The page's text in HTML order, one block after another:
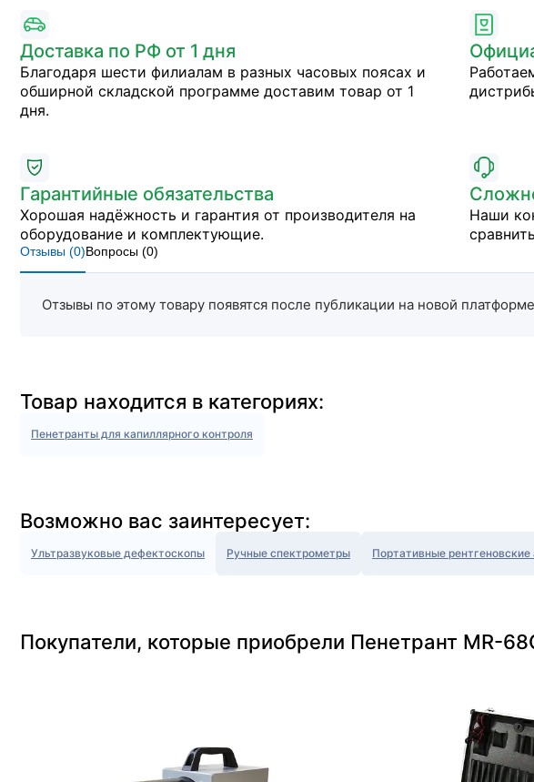
Доставка по РФ от 1 дня
Благодаря шести филиалам в разных часовых поясах и
обширной складской программе доставим товар от 1
дня.
Гарантийные обязательства
Хорошая надёжность и гарантия от производителя на
оборудование и комплектующие.
Наши
Отзывы (0)Вопросы (0)
Отзывы по этому товару появятся после публикации на новой
Товар находится в категориях:
Пенетранты для капиллярного контроля
Возможно вас заинтересует:
Ультразвуковые дефектоскопы Ручные спектрометры Портативные
Покупатели, которые приобрели Пенетрант MR-